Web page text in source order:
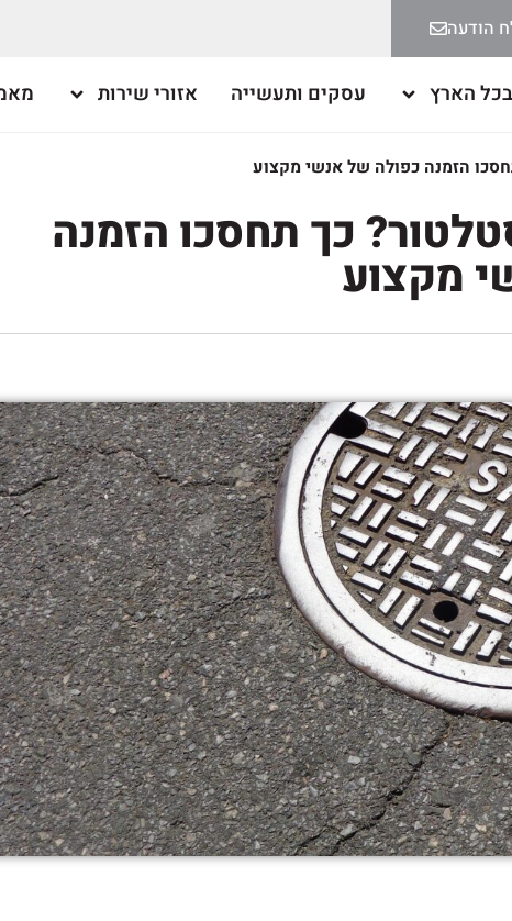
הודעה
הארץ עסקים ותעשייה אזורי שירות
הזמנה כפולה של אנשי מקצוע
כך תחסכו הזמנה
מקצוע